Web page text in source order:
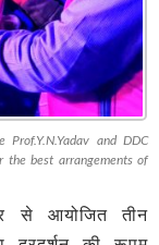
Prof.Y.N.Yadav and DDC
the best arrangements of
से आयोजित तीन